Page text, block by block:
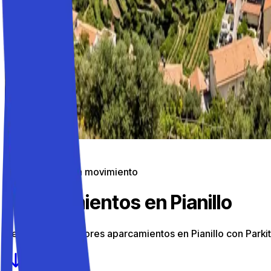
Aparcamiento en movimiento
Aparcamientos en Pianillo
Descubre los mejores aparcamientos en Pianillo con